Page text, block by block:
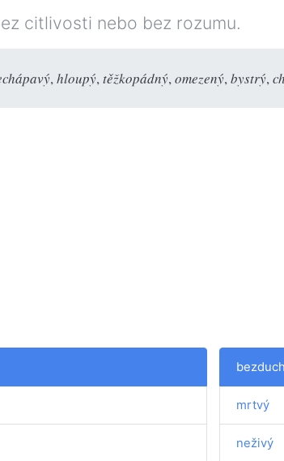
citlivosti nebo bez rozumu.
, hloupý, těžkopádný, omezený, bystrý,
mrtvý
neživý